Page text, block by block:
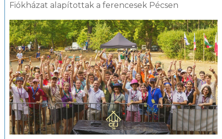
Fiókházat alapítottak a ferencesek Pécsen